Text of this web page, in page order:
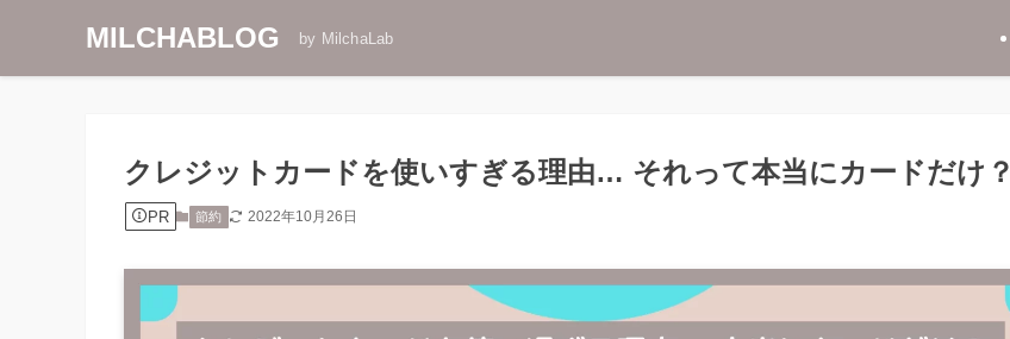
MILCHABLOG by MilchaLab
クレジットカードを使いすぎる理由… それって本当にカードだけ？
PR 節約 2022年10月26日